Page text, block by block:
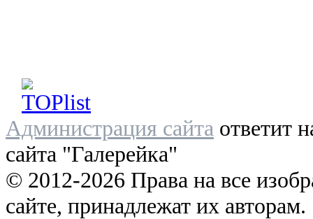
Администрация сайта ответит
сайта "Галерейка"
© 2012-2026 Права на все
сайте, принадлежат их авторам.